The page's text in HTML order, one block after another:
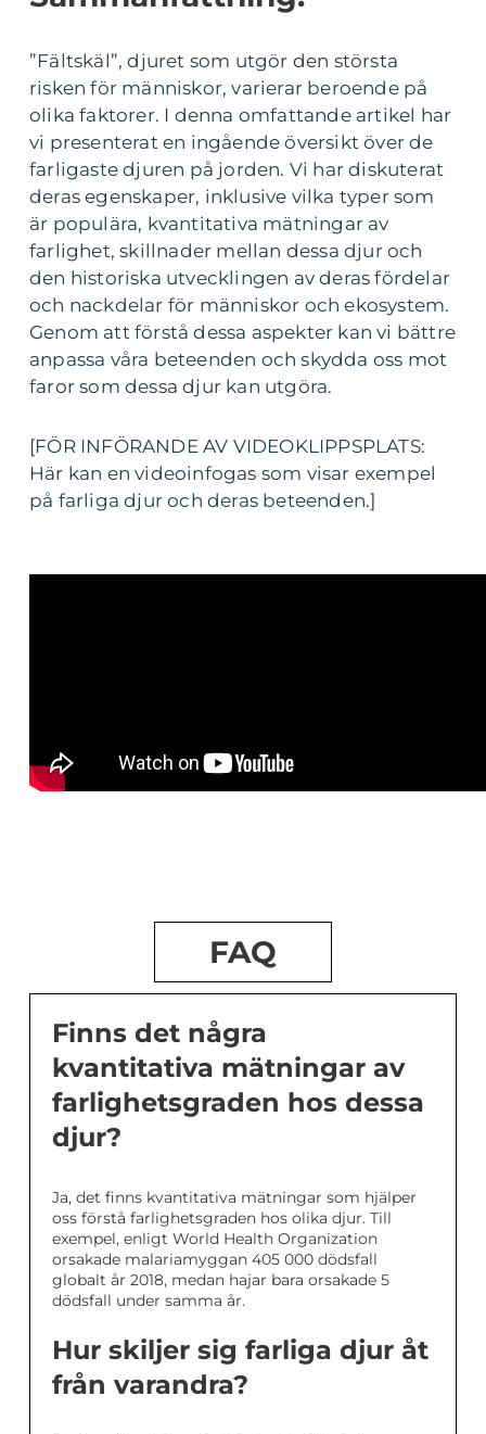
”Fältskäl”, djuret som utgör den största
risken för människor, varierar beroende på
olika faktorer. I denna omfattande artikel har
vi presenterat en ingående översikt över de
farligaste djuren på jorden. Vi har diskuterat
deras egenskaper, inklusive vilka typer som
är populära, kvantitativa mätningar av
farlighet, skillnader mellan dessa djur och
den historiska utvecklingen av deras fördelar
och nackdelar för människor och ekosystem.
Genom att förstå dessa aspekter kan vi bättre
anpassa våra beteenden och skydda oss mot
faror som dessa djur kan utgöra.
[FÖR INFÖRANDE AV VIDEOKLIPPSPLATS:
Här kan en videoinfogas som visar exempel
på farliga djur och deras beteenden.]
FAQ
Finns det några
kvantitativa mätningar av
farlighetsgraden hos dessa
djur?
Ja, det finns kvantitativa mätningar som hjälper
oss förstå farlighetsgraden hos olika djur. Till
exempel, enligt World Health Organization
orsakade malariamyggan 405 000 dödsfall
globalt år 2018, medan hajar bara orsakade 5
dödsfall under samma år.
Hur skiljer sig farliga djur åt
från varandra?